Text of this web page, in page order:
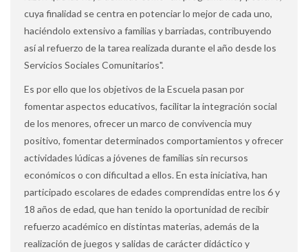
cuya finalidad se centra en potenciar lo mejor de cada uno,
haciéndolo extensivo a familias y barriadas, contribuyendo
así al refuerzo de la tarea realizada durante el año desde los
Servicios Sociales Comunitarios".
Es por ello que los objetivos de la Escuela pasan por
fomentar aspectos educativos, facilitar la integración social
de los menores, ofrecer un marco de convivencia muy
positivo, fomentar determinados comportamientos y ofrecer
actividades lúdicas a jóvenes de familias sin recursos
económicos o con dificultad a ellos. En esta iniciativa, han
participado escolares de edades comprendidas entre los 6 y
18 años de edad, que han tenido la oportunidad de recibir
refuerzo académico en distintas materias, además de la
realización de juegos y salidas de carácter didáctico y